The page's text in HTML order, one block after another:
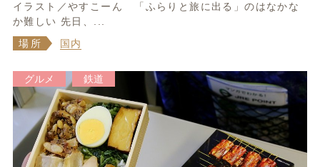
イラスト／やすこーん 「ふらりと旅に出る」のはなかな
か難しい 先日、...
場所
国内
グルメ 鉄道